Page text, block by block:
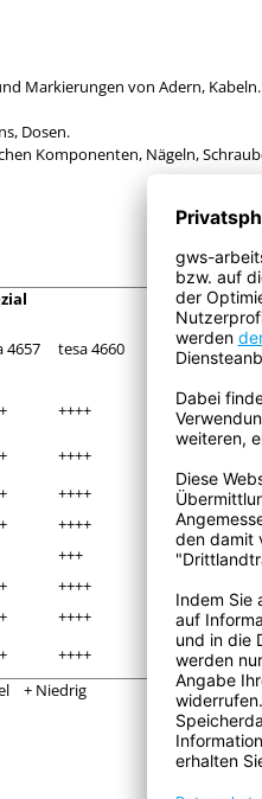
Markierungen von Adern,
Dosen.
Komponenten, Nägeln,
4657 tesa 4660 tesa 4651
++++ ++++
++++ +++
++++ ++++
++++ ++++
+++ +++
++++
++++ ++++
++++ +++
+ Niedrig